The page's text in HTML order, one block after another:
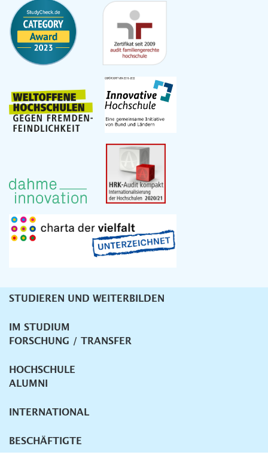
Unternavigation
STUDIEREN UND WEITERBILDEN
IM STUDIUM
FORSCHUNG / TRANSFER
HOCHSCHULE
ALUMNI
INTERNATIONAL
BESCHÄFTIGTE